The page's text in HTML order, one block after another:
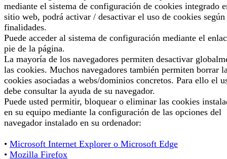
mediante el sistema de configuración de cookies integrado
sitio web, podrá activar / desactivar el uso de cookies según
finalidades.
Puede acceder al sistema de configuración mediante el
pie de la página.
La mayoría de los navegadores permiten desactivar
las cookies. Muchos navegadores también permiten borrar
cookies asociadas a webs/dominios concretos. Para ello el
debe consultar la ayuda de su navegador.
Puede usted permitir, bloquear o eliminar las cookies
en su equipo mediante la configuración de las opciones del
navegador instalado en su ordenador:
• Microsoft Internet Explorer o Microsoft Edge
• Mozilla Firefox